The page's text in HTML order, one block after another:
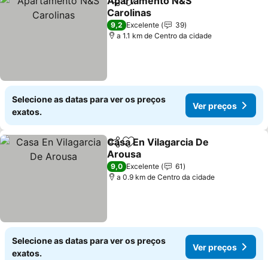
PartilharAdicionar aos favoritos
Carolinas
9,2 Excelente
39
a 1.1 km de Centro da cidade
Selecione as datas para ver os preços
exatos.
Ver preços
PartilharAdicionar aos favoritos
Casa En Vilagarcia De
Arousa
9,0 Excelente
61
a 0.9 km de Centro da cidade
Selecione as datas para ver os preços
exatos.
Ver preços